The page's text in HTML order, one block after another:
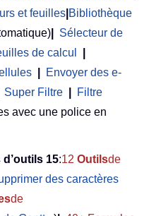
et feuilles Bibliothèque
Sélecteur de
de calcul
Envoyer des e-
Super Filtre
Filtre
avec une police en
15:12 Outilsde
des caractères
de